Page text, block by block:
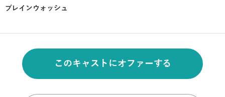
ブレインウォッシュ
このキャストにオファーする